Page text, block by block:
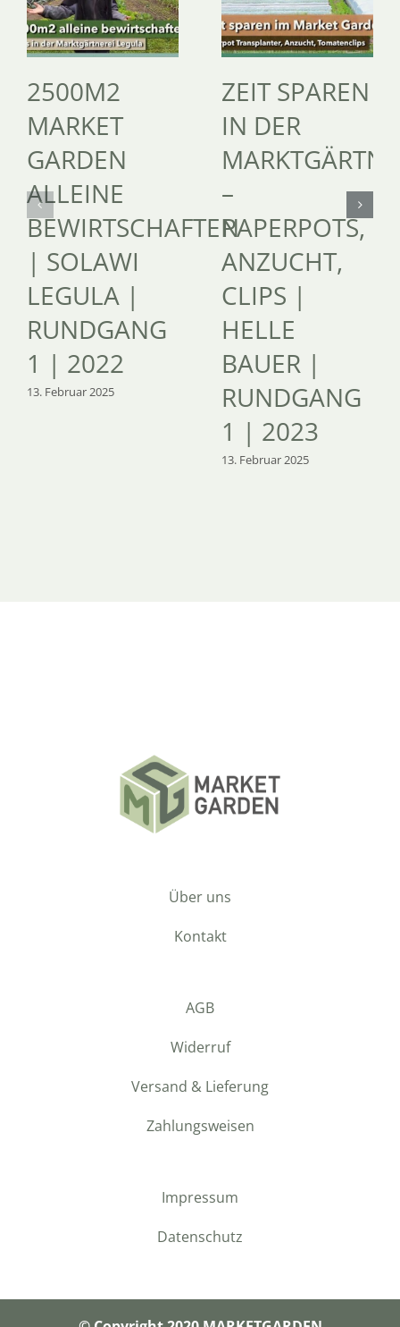
2500M2
MARKET
GARDEN
ALLEINE
BEWIRTSCHAFTEN
| SOLAWI
LEGULA |
RUNDGANG
1 | 2022
13. Februar 2025
ZEIT SPAREN
IN DER
–
PAPERPOTS,
ANZUCHT,
CLIPS |
HELLE
BAUER |
RUNDGANG
1 | 2023
13. Februar 2025
Über uns
Kontakt
AGB
Widerruf
Versand & Lieferung
Zahlungsweisen
Impressum
Datenschutz